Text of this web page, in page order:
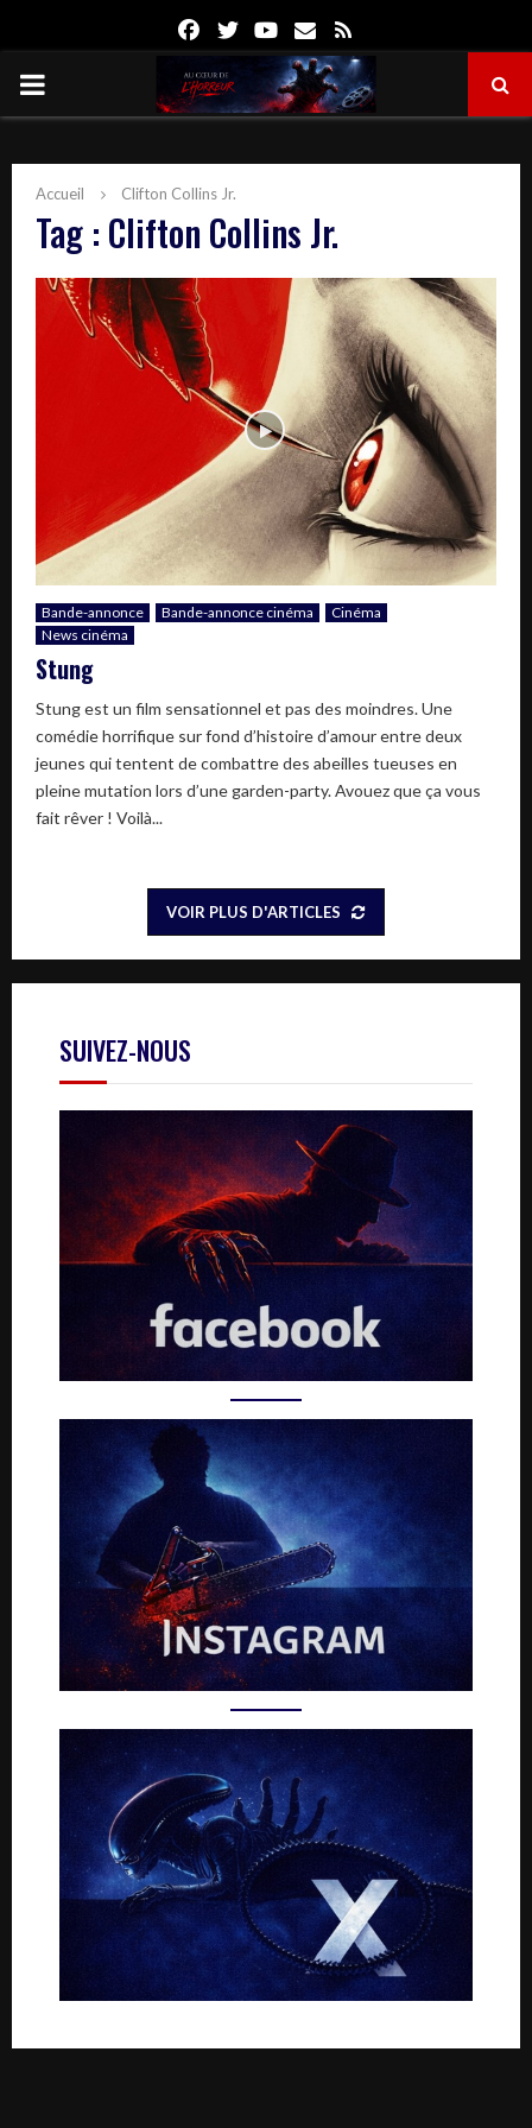
FacebookTwitterYoutube
Email
PRIMARY
Accueil Clifton Collins Jr.
Tag : Clifton Collins Jr.
Bande-annonce Bande-annonce cinéma
Cinéma
News cinéma
Stung
Stung est un film sensationnel et pas des moindres. Une
comédie horrifique sur fond d’histoire d’amour entre deux
jeunes qui tentent de combattre des abeilles tueuses en
pleine mutation lors d’une garden-party. Avouez que ça vous
fait rêver ! Voilà...
VOIR PLUS D'ARTICLES
SUIVEZ-NOUS